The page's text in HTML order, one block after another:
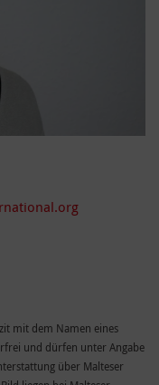
mit dem Namen eines
und dürfen unter Angabe
über Malteser